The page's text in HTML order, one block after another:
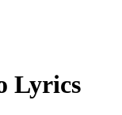
Lyrics